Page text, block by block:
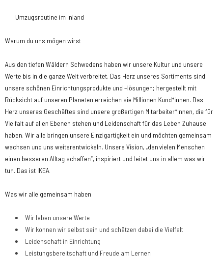
Umzugsroutine im Inland
Warum du uns mögen wirst
Aus den tiefen Wäldern Schwedens haben wir unsere Kultur und unsere
Werte bis in die ganze Welt verbreitet. Das Herz unseres Sortiments sind
unsere schönen Einrichtungsprodukte und –lösungen; hergestellt mit
Rücksicht auf unseren Planeten erreichen sie Millionen Kund*innen. Das
Herz unseres Geschäftes sind unsere großartigen Mitarbeiter*innen, die für
Vielfalt auf allen Ebenen stehen und Leidenschaft für das Leben Zuhause
haben. Wir alle bringen unsere Einzigartigkeit ein und möchten gemeinsam
wachsen und uns weiterentwickeln. Unsere Vision, „den vielen Menschen
einen besseren Alltag schaffen“, inspiriert und leitet uns in allem was wir
tun. Das ist IKEA.
Was wir alle gemeinsam haben
Wir leben unsere Werte
Wir können wir selbst sein und schätzen dabei die Vielfalt
Leidenschaft in Einrichtung
Leistungsbereitschaft und Freude am Lernen